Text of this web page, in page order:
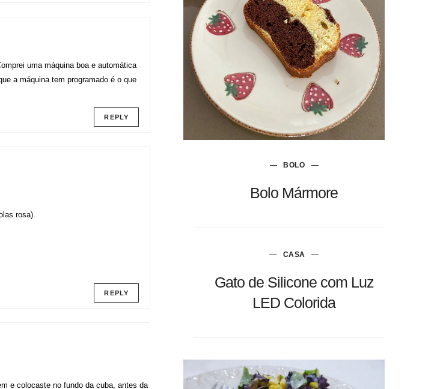
uma máquina boa e automática
a máquina tem programado é o que
REPLY
rosa).
REPLY
e colocaste no fundo da cuba, antes da roupa,
BOLO
Bolo Mármore
CASA
Gato de Silicone com Luz
LED Colorida